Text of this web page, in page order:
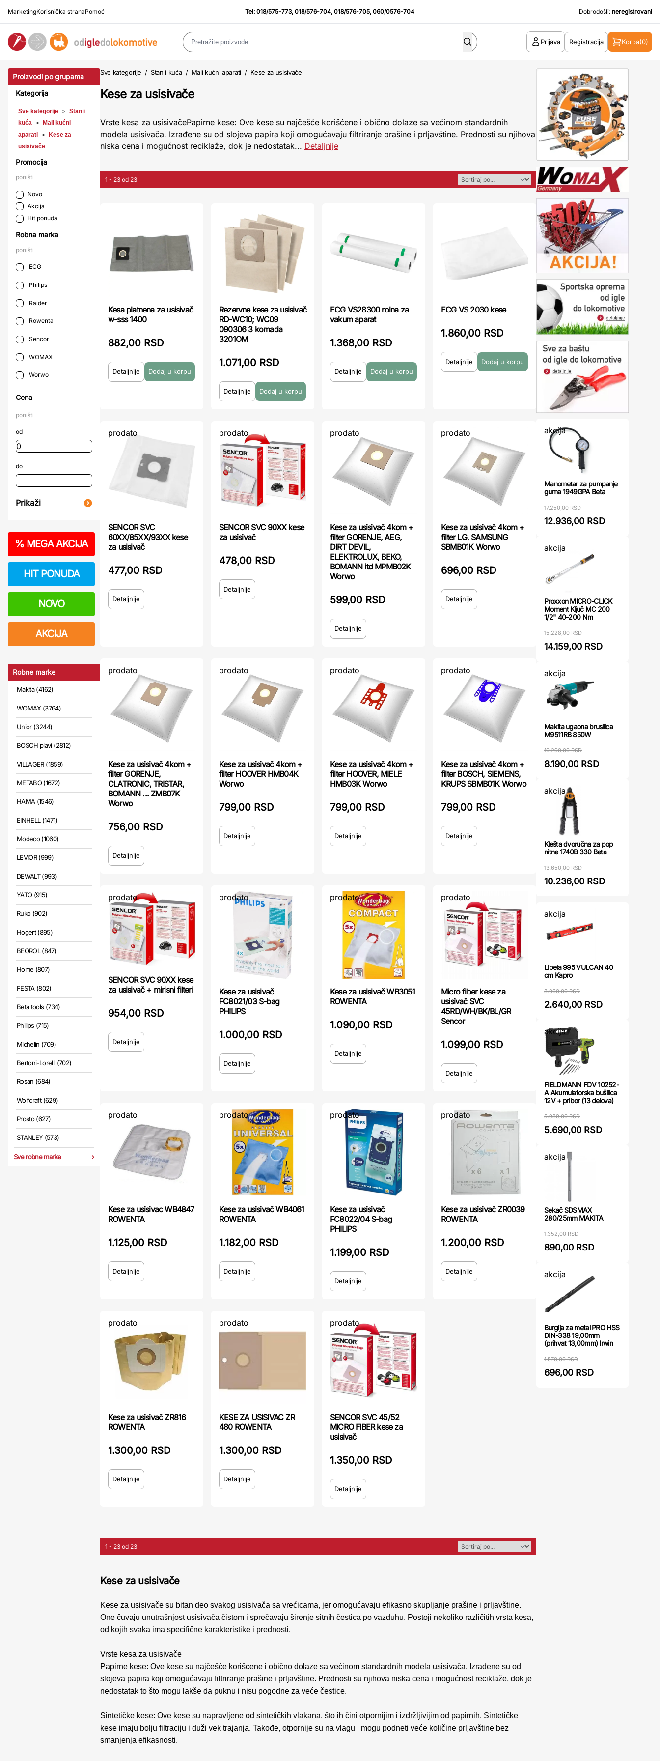
MarketingKorisnička stranaPomoć Tel:018/575-773,018/576-704,018/576-705,060/0576-704 Dobrodošli: neregistrovani
Prijava Registracija Korpa(0)
Proizvodi po grupama
Kategorija
Sve kategorije >
Stan i
kuća
>
Mali kućni
aparati
>
Kese za
usisivače
Promocija
poništi
Novo
Akcija
Hit ponuda
Robna marka
poništi
ECG
Philips
Raider
Rowenta
Sencor
WOMAX
Worwo
Cena
poništi
od
do
Prikaži
% MEGA AKCIJA
HIT PONUDA
NOVO
AKCIJA
Robne marke
Makita (4162)
WOMAX (3764)
Unior (3244)
BOSCH plavi (2812)
VILLAGER (1859)
METABO (1672)
HAMA (1546)
EINHELL (1471)
Modeco (1060)
LEVIOR (999)
DEWALT (993)
YATO (915)
Ruko (902)
Hogert (895)
BEOROL (847)
Home (807)
FESTA (802)
Beta tools (734)
Philips (715)
Michelin (709)
Bertoni-Lorelli (702)
Rosan (684)
Wolfcraft (629)
Prosto (627)
STANLEY (573)
Sve robne marke
Sve kategorije / Stan i kuća / Mali kućni aparati / Kese za usisivače
Kese za usisivače
Vrste kesa za usisivačePapirne kese: Ove kese su najčešće korišćene i obično dolaze sa većinom standardnih
modela usisivača. Izrađene su od slojeva papira koji omogućavaju filtriranje prašine i prljavštine. Prednosti su njihova
niska cena i mogućnost reciklaže, dok je nedostatak... Detaljnije
1 - 23 od 23
Kesa platnena za usisivač
w-sss 1400
882,00 RSD
Detaljnije
Rezervne kese za usisivač
RD-WC10; WC09
090306 3 komada
3201OM
1.071,00 RSD
Detaljnije
ECG VS28300 rolna za
vakum aparat
1.368,00 RSD
Detaljnije
ECG VS 2030 kese
1.860,00 RSD
Detaljnije
prodato
SENCOR SVC
60XX/85XX/93XX kese
za usisivač
477,00 RSD
Detaljnije
prodato
SENCOR SVC 90XX kese
za usisivač
478,00 RSD
Detaljnije
prodato
Kese za usisivač 4kom +
filter GORENJE, AEG,
DIRT DEVIL,
ELEKTROLUX, BEKO,
BOMANN itd MPMB02K
Worwo
599,00 RSD
Detaljnije
prodato
Kese za usisivač 4kom +
filter LG, SAMSUNG
SBMB01K Worwo
696,00 RSD
Detaljnije
prodato
Kese za usisivač 4kom +
filter GORENJE,
CLATRONIC, TRISTAR,
BOMANN ... ZMB07K
Worwo
756,00 RSD
Detaljnije
prodato
Kese za usisivač 4kom +
filter HOOVER HMB04K
Worwo
799,00 RSD
Detaljnije
prodato
Kese za usisivač 4kom +
filter HOOVER, MIELE
HMB03K Worwo
799,00 RSD
Detaljnije
prodato
Kese za usisivač 4kom +
filter BOSCH, SIEMENS,
KRUPS SBMB01K Worwo
799,00 RSD
Detaljnije
prodato
SENCOR SVC 90XX kese
za usisivač + mirisni filteri
954,00 RSD
Detaljnije
prodato
Kese za usisivač
FC8021/03 S-bag
PHILIPS
1.000,00 RSD
Detaljnije
prodato
Kese za usisivač WB3051
ROWENTA
1.090,00 RSD
Detaljnije
prodato
Micro fiber kese za
usisivač SVC
45RD/WH/BK/BL/GR
Sencor
1.099,00 RSD
Detaljnije
prodato
Kese za usisivac WB4847
ROWENTA
1.125,00 RSD
Detaljnije
prodato
Kese za usisivač WB4061
ROWENTA
1.182,00 RSD
Detaljnije
prodato
Kese za usisivač
FC8022/04 S-bag
PHILIPS
1.199,00 RSD
Detaljnije
prodato
Kese za usisivač ZR0039
ROWENTA
1.200,00 RSD
Detaljnije
prodato
Kese za usisivač ZR816
ROWENTA
1.300,00 RSD
Detaljnije
prodato
KESE ZA USISIVAC ZR
480 ROWENTA
1.300,00 RSD
Detaljnije
prodato
SENCOR SVC 45/52
MICRO FIBER kese za
usisivač
1.350,00 RSD
Detaljnije
1 - 23 od 23
Kese za usisivače
Kese za usisivače su bitan deo svakog usisivača sa vrećicama, jer omogućavaju efikasno skupljanje prašine i prljavštine.
One čuvaju unutrašnjost usisivača čistom i sprečavaju širenje sitnih čestica po vazduhu. Postoji nekoliko različitih vrsta kesa,
od kojih svaka ima specifične karakteristike i prednosti.
Vrste kesa za usisivače
Papirne kese: Ove kese su najčešće korišćene i obično dolaze sa većinom standardnih modela usisivača. Izrađene su od
slojeva papira koji omogućavaju filtriranje prašine i prljavštine. Prednosti su njihova niska cena i mogućnost reciklaže, dok je
nedostatak to što mogu lakše da puknu i nisu pogodne za veće čestice.
Sintetičke kese: Ove kese su napravljene od sintetičkih vlakana, što ih čini otpornijim i izdržljivijim od papirnih. Sintetičke
kese imaju bolju filtraciju i duži vek trajanja. Takođe, otpornije su na vlagu i mogu podneti veće količine prljavštine bez
smanjenja efikasnosti.
akcija
Manometar za pumpanje
guma 1949GPA Beta
17.250,00 RSD
12.936,00 RSD
akcija
Proxxon MICRO-CLICK
Moment Ključ MC 200
1/2" 40-200 Nm
15.228,00 RSD
14.159,00 RSD
akcija
Makita ugaona brusilica
M9511RB 850W
10.290,00 RSD
8.190,00 RSD
akcija
Klešta dvoručna za pop
nitne 1740B 330 Beta
13.650,00 RSD
10.236,00 RSD
akcija
Libela 995 VULCAN 40
cm Kapro
3.060,00 RSD
2.640,00 RSD
akcija
FIELDMANN FDV 10252-
A Akumulatorska bušilica
12V + pribor (13 delova)
5.989,00 RSD
5.690,00 RSD
akcija
Sekač SDSMAX
280/25mm MAKITA
1.352,00 RSD
890,00 RSD
akcija
Burgija za metal PRO HSS
DIN-338 19,00mm
(prihvat 13,00mm) Irwin
1.570,00 RSD
696,00 RSD